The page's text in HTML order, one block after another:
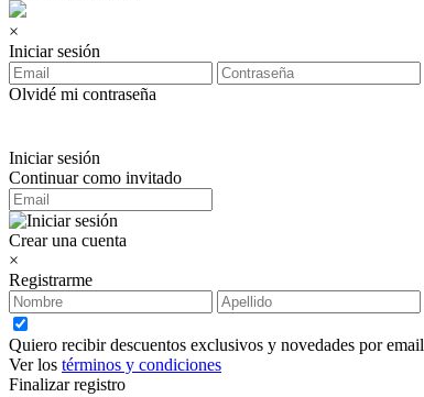
×
Iniciar sesión
Olvidé mi contraseña
Iniciar sesión
Continuar como invitado
Crear una cuenta
×
Registrarme
Quiero recibir descuentos exclusivos y novedades por email
Ver los términos y condiciones
Finalizar registro